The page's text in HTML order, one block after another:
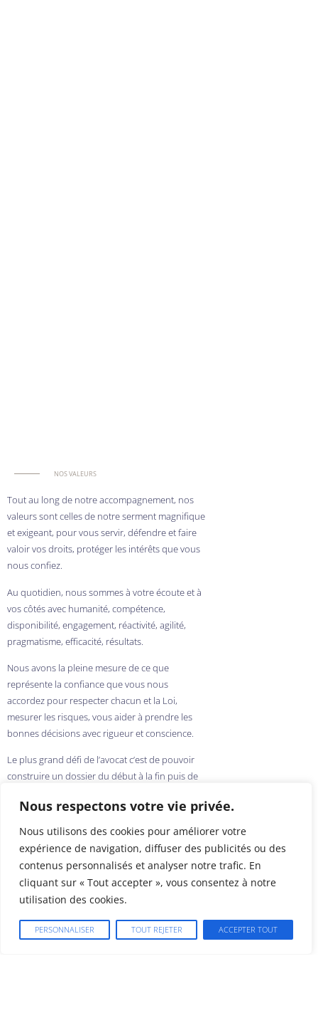
Nous respectons votre vie privée.
Nous utilisons des cookies pour améliorer votre
expérience de navigation, diffuser des publicités ou des
contenus personnalisés et analyser notre trafic. En
cliquant sur « Tout accepter », vous consentez à notre
utilisation des cookies.
PERSONNALISER TOUT REJETER ACCEPTER TOUT
NOS VALEURS
Tout au long de notre accompagnement, nos
valeurs sont celles de notre serment magnifique
et exigeant, pour vous servir, défendre et faire
valoir vos droits, protéger les intérêts que vous
nous confiez.
Au quotidien, nous sommes à votre écoute et à
vos côtés avec humanité, compétence,
disponibilité, engagement, réactivité, agilité,
pragmatisme, efficacité, résultats.
Nous avons la pleine mesure de ce que
représente la confiance que vous nous
accordez pour respecter chacun et la Loi,
mesurer les risques, vous aider à prendre les
bonnes décisions avec rigueur et conscience.
Le plus grand défi de l’avocat c’est de pouvoir
construire un dossier du début à la fin puis de
sans apriori car chaque cas est un cas
particulier.
Notre expérience et nos expertises nous
permettent d’intervenir quel que soit le contexte
et le terrain dans une relation transparente et
constructive. Nous étudions, dialoguons,
réfléchissons afin de trouver la solution la plus
adaptée à votre problématique et redonner à la